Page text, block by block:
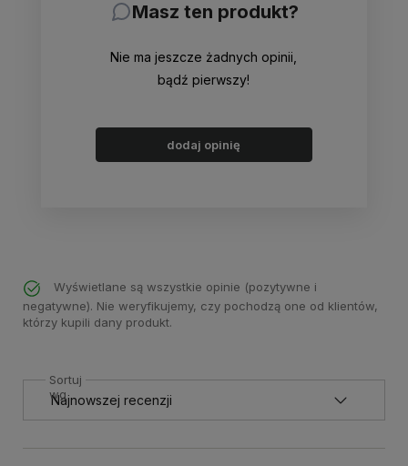
Masz ten produkt?
Nie ma jeszcze żadnych opinii,
bądź pierwszy!
dodaj opinię
Wyświetlane są wszystkie opinie (pozytywne i
negatywne). Nie weryfikujemy, czy pochodzą one od klientów,
którzy kupili dany produkt.
Sortuj
wg